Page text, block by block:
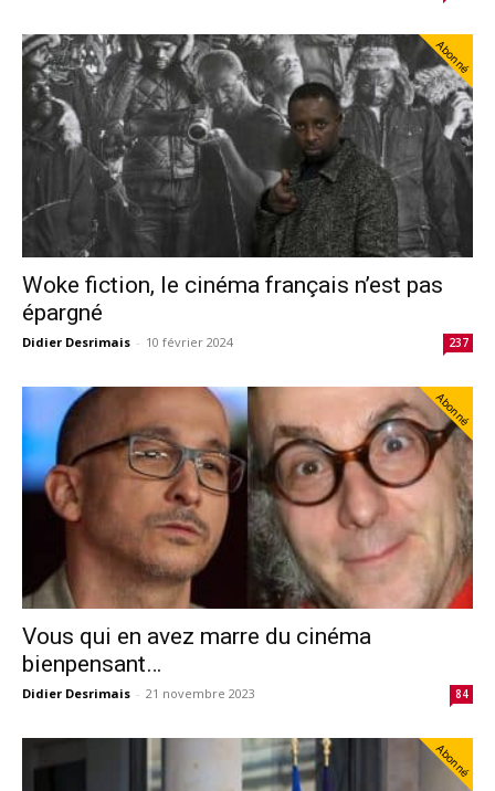
Abonné
Woke fiction, le cinéma français n’est pas
épargné
Didier Desrimais - 10 février 2024 237
Abonné
Vous qui en avez marre du cinéma
bienpensant…
Didier Desrimais - 21 novembre 2023 84
Abonné